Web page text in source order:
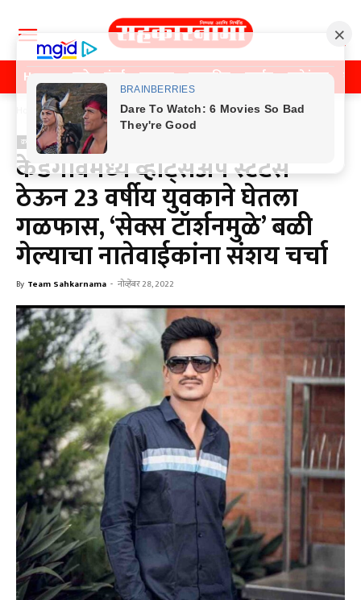
Home पुणे मुंबई महाराष्ट्र राजकीय क्राईम मनोरंजन
Home क्राईम
क्राईम
केडगावमध्ये व्हाट्सअप स्टेटस
ठेऊन 23 वर्षीय युवकाने घेतला
गळफास, ‘सेक्स टॉर्शनमुळे’ बळी
गेल्याचा नातेवाईकांना संशय चर्चा
By Team Sahkarnama - नोव्हेंबर 28, 2022